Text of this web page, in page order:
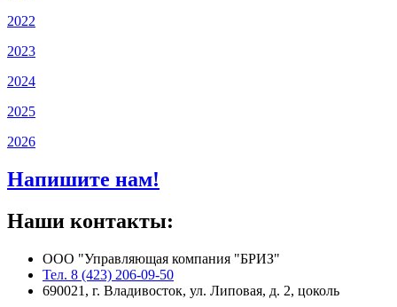
2022
2023
2024
2025
2026
Напишите нам!
Наши контакты:
ООО "Управляющая компания "БРИЗ"
Тел. 8 (423) 206-09-50
690021, г. Владивосток, ул. Липовая, д. 2, цоколь